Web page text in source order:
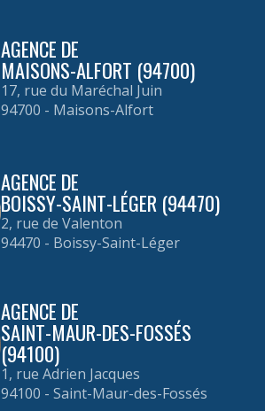
AGENCE DE
MAISONS-ALFORT (94700)
17, rue du Maréchal Juin
94700 - Maisons-Alfort
AGENCE DE
BOISSY-SAINT-LÉGER (94470)
2, rue de Valenton
94470 - Boissy-Saint-Léger
AGENCE DE
SAINT-MAUR-DES-FOSSÉS
(94100)
1, rue Adrien Jacques
94100 - Saint-Maur-des-Fossés